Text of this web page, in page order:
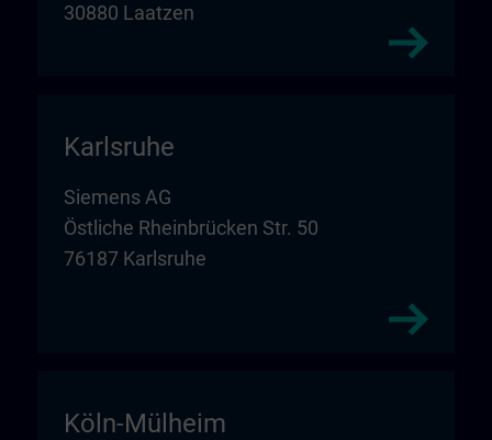
30880 Laatzen
Karlsruhe
Siemens AG
Östliche Rheinbrücken Str. 50
76187 Karlsruhe
Köln-Mülheim